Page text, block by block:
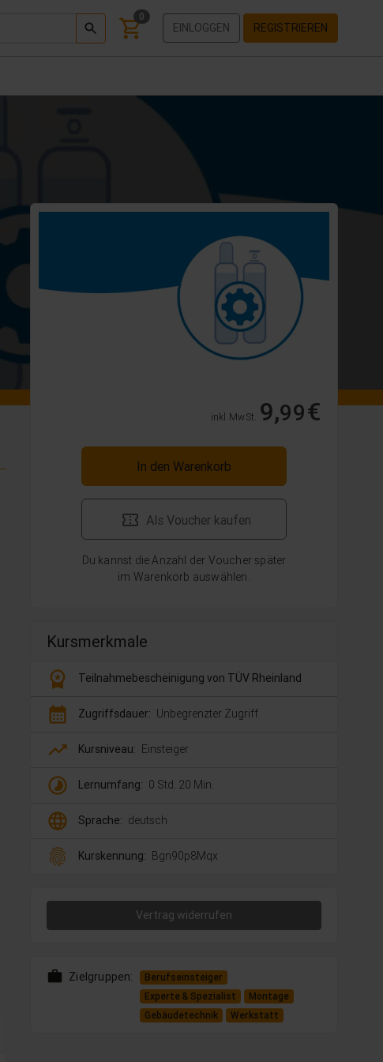
0
EINLOGGEN REGISTRIEREN
inkl. MwSt. 9,99€
In den Warenkorb
Als Voucher kaufen
Du kannst die Anzahl der Voucher später
im Warenkorb auswählen.
Kursmerkmale
workspace_premium Teilnahmebescheinigung von TÜV Rheinland
calendar_month Zugriffsdauer: Unbegrenzter Zugriff
trending_up Kursniveau: Einsteiger
timelapse Lernumfang: 0 Std. 20 Min.
language Sprache: deutsch
fingerprint Kurskennung: Bgn90p8Mqx
Vertrag widerrufen
work Zielgruppen:
Berufseinsteiger
Experte & Spezialist
Montage
Gebäudetechnik
Werkstatt